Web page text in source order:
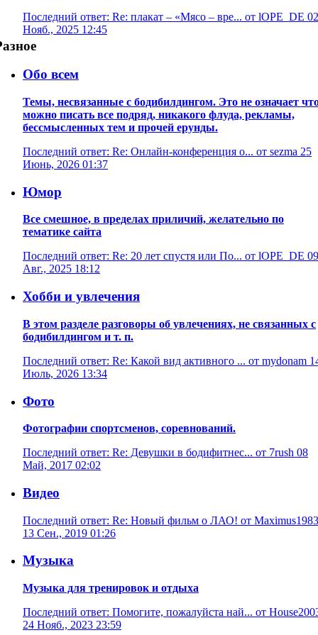
Последний ответ: Re: плакат – «Мясо – вре... от lOPE_DE 02
Нояб., 2025 12:45
Обо всем
Темы, несвязанные с бодибилдингом. Это не означает
можно писать все подряд, никакого флуда, рекламы,
бессмысленных тем и прочей ерунды.
Последний ответ: Re: Онлайн-конференция о... от sezma 25
Июнь, 2026 01:37
Юмор
Все смешное, в пределах приличий, желательно по
тематике сайта
Последний ответ: Re: 20 лет спустя или По... от lOPE_DE 09
Авг., 2025 18:12
Хобби и увлечения
В этом разделе разговоры об увлечениях, не связанных с
бодибилдингом и т. п.
Последний ответ: Re: Какой вид активного ... от mydonam
Июль, 2026 13:34
Фото
Фотографии спортсменов, соревнований.
Последний ответ: Re: Девушки в бодифитнес... от 7rush 08
Май, 2017 02:02
Видео
Последний ответ: Re: Новый фильм о ЛАО! от Maximus1983
13 Сен., 2019 01:26
Музыка
Музыка для тренировок и отдыха
Последний ответ: Помогите, пожалуйста най... от
24 Нояб., 2023 23:59